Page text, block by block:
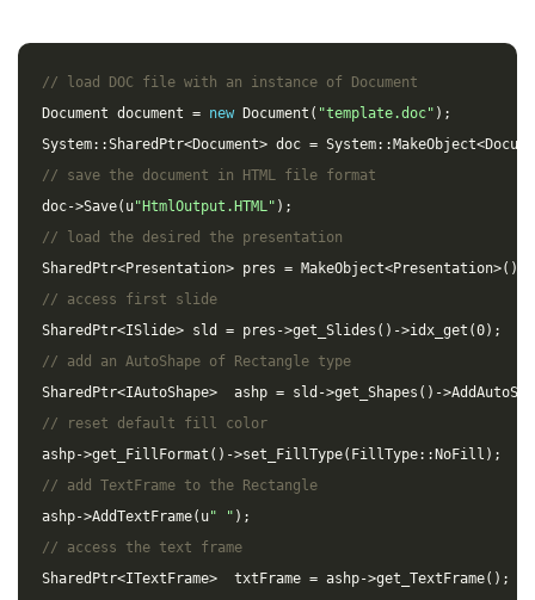
// load DOC file with an instance of Document
Document document = new Document ( "template.doc" );
System::SharedPtr<Document> doc = System:: MakeObject<
// save the document in HTML file format
doc->Save( u"HtmlOutput.HTML" );
// load the desired the presentation
SharedPtr<Presentation> pres = MakeObject<Presentation>();
// access first slide
SharedPtr<ISlide> sld = pres ->get_Slides () ->idx_get (0);
// add an AutoShape of Rectangle type
SharedPtr<IAutoShape> ashp = sld ->get_Shapes () ->
// reset default fill color
ashp->get_FillFormat () ->set_FillType( FillType:: NoFill );
// add TextFrame to the Rectangle
ashp->AddTextFrame( u" " );
// access the text frame
SharedPtr<ITextFrame> txtFrame = ashp->get_TextFrame();